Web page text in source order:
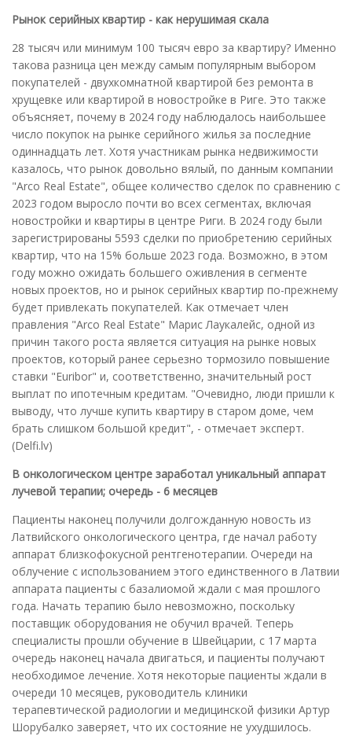
Рынок серийных квартир - как нерушимая скала
28 тысяч или минимум 100 тысяч евро за квартиру? Именно
такова разница цен между самым популярным выбором
покупателей - двухкомнатной квартирой без ремонта в
хрущевке или квартирой в новостройке в Риге. Это также
объясняет, почему в 2024 году наблюдалось наибольшее
число покупок на рынке серийного жилья за последние
одиннадцать лет. Хотя участникам рынка недвижимости
казалось, что рынок довольно вялый, по данным компании
"Arco Real Estate", общее количество сделок по сравнению с
2023 годом выросло почти во всех сегментах, включая
новостройки и квартиры в центре Риги. В 2024 году были
зарегистрированы 5593 сделки по приобретению серийных
квартир, что на 15% больше 2023 года. Возможно, в этом
году можно ожидать большего оживления в сегменте
новых проектов, но и рынок серийных квартир по-прежнему
будет привлекать покупателей. Как отмечает член
правления "Arco Real Estate" Марис Лаукалейс, одной из
причин такого роста является ситуация на рынке новых
проектов, который ранее серьезно тормозило повышение
ставки "Euribor" и, соответственно, значительный рост
выплат по ипотечным кредитам. "Очевидно, люди пришли к
выводу, что лучше купить квартиру в старом доме, чем
брать слишком большой кредит", - отмечает эксперт.
(Delfi.lv)
В онкологическом центре заработал уникальный аппарат
лучевой терапии; очередь - 6 месяцев
Пациенты наконец получили долгожданную новость из
Латвийского онкологического центра, где начал работу
аппарат близкофокусной рентгенотерапии. Очереди на
облучение с использованием этого единственного в Латвии
аппарата пациенты с базалиомой ждали с мая прошлого
года. Начать терапию было невозможно, поскольку
поставщик оборудования не обучил врачей. Теперь
специалисты прошли обучение в Швейцарии, с 17 марта
очередь наконец начала двигаться, и пациенты получают
необходимое лечение. Хотя некоторые пациенты ждали в
очереди 10 месяцев, руководитель клиники
терапевтической радиологии и медицинской физики Артур
Шорубалко заверяет, что их состояние не ухудшилось.